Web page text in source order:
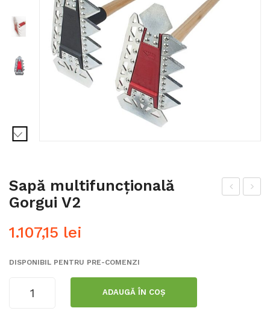
Sapă multifuncțională
Gorgui V2
1.107,15 lei
DISPONIBIL PENTRU PRE-COMENZI
ADAUGĂ ÎN COȘ